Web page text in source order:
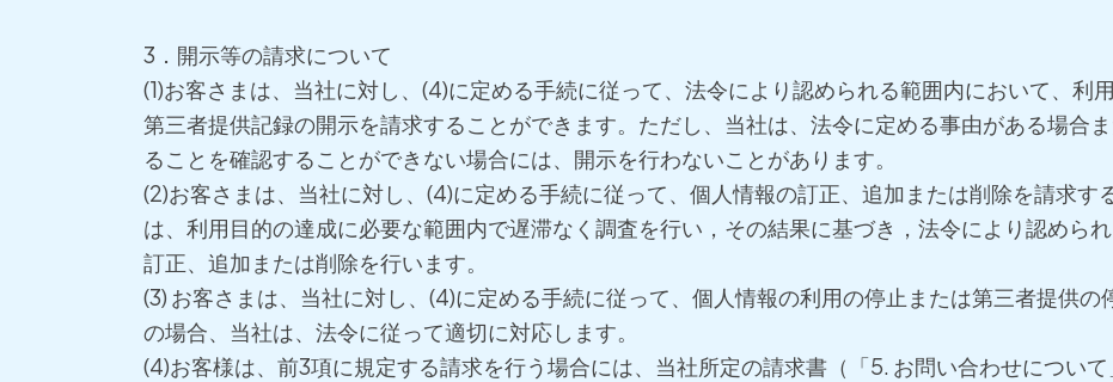
3．開示等の請求について
(1)お客さまは、当社に対し、(4)に定める手続に従って、法令により認められる範囲内において、利
第三者提供記録の開示を請求することができます。ただし、当社は、法令に定める事由がある場合
ることを確認することができない場合には、開示を行わないことがあります。
(2)お客さまは、当社に対し、(4)に定める手続に従って、個人情報の訂正、追加または削除を請求す
は、利用目的の達成に必要な範囲内で遅滞なく調査を行い，その結果に基づき，法令により認めら
訂正、追加または削除を行います。
(3) お客さまは、当社に対し、(4)に定める手続に従って、個人情報の利用の停止または第三者提供の
の場合、当社は、法令に従って適切に対応します。
(4)お客様は、前3項に規定する請求を行う場合には、当社所定の請求書（「5. お問い合わせについ